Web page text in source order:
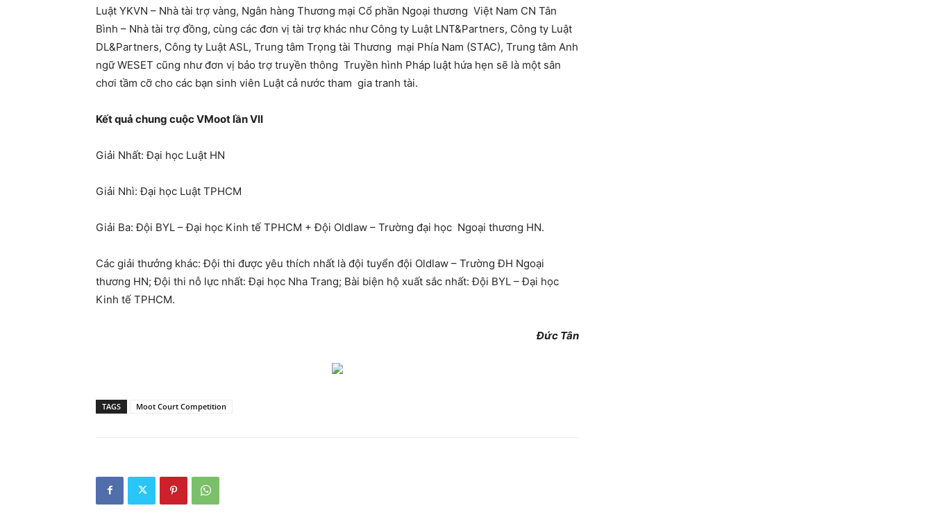
Luật YKVN – Nhà tài trợ vàng, Ngân hàng Thương mại Cổ phần Ngoại thương Việt Nam CN Tân
Bình – Nhà tài trợ đồng, cùng các đơn vị tài trợ khác như Công ty Luật LNT&Partners, Công ty Luật
DL&Partners, Công ty Luật ASL, Trung tâm Trọng tài Thương mại Phía Nam (STAC), Trung tâm Anh
ngữ WESET cũng như đơn vị bảo trợ truyền thông Truyền hình Pháp luật hứa hẹn sẽ là một sân
chơi tầm cỡ cho các bạn sinh viên Luật cả nước tham gia tranh tài.
Kết quả chung cuộc VMoot lần VII
Giải Nhất: Đại học Luật HN
Giải Nhì: Đại học Luật TPHCM
Giải Ba: Đội BYL – Đại học Kinh tế TPHCM + Đội Oldlaw – Trường đại học Ngoại thương HN.
Các giải thưởng khác: Đội thi được yêu thích nhất là đội tuyển đội Oldlaw – Trường ĐH Ngoại
thương HN; Đội thi nỗ lực nhất: Đại học Nha Trang; Bài biện hộ xuất sắc nhất: Đội BYL – Đại học
Kinh tế TPHCM.
Đức Tân
TAGS Moot Court Competition